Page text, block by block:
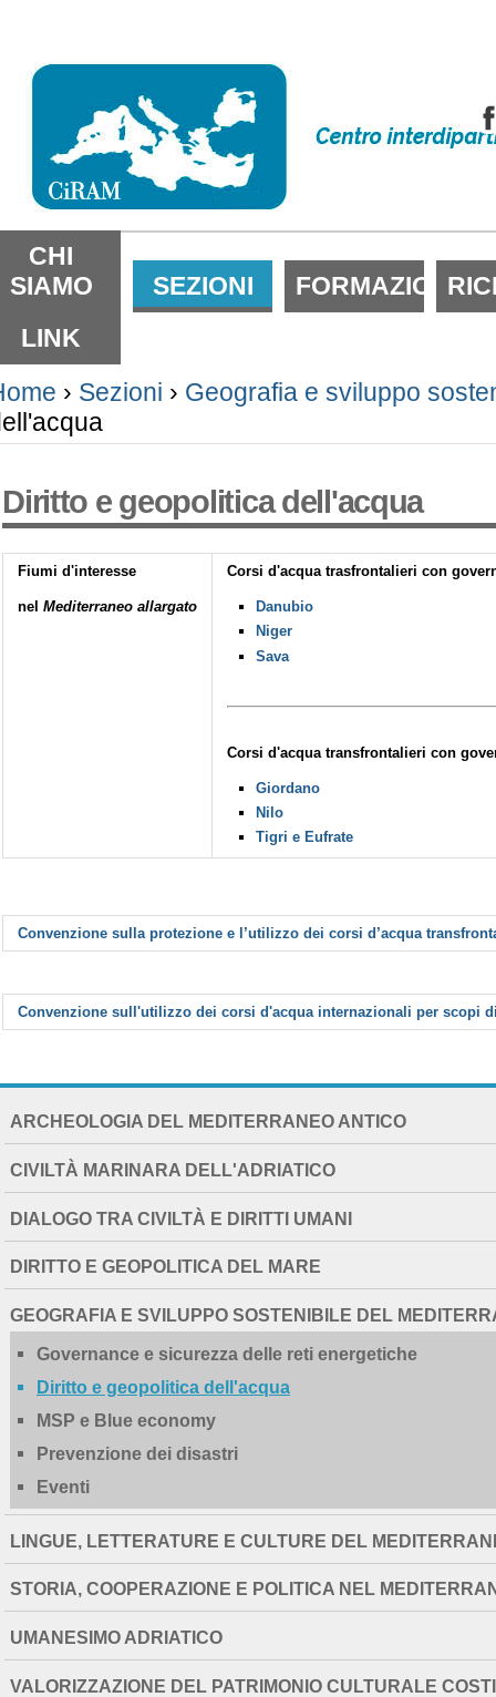
CHI
SIAMO
SEZIONI FORMAZIONE
LINK
› Sezioni › Geografia e sviluppo
Diritto e geopolitica dell'acqua
Fiumi d'interesse
nel Mediterraneo allargato
Corsi d'acqua trasfrontalieri con
Danubio
Niger
Sava
Corsi d'acqua transfrontalieri con
Giordano
Nilo
Tigri e Eufrate
Convenzione sulla protezione e l’utilizzo dei corsi d’acqua
Convenzione sull'utilizzo dei corsi d'acqua internazionali per scopi
EXTENDED
ARCHEOLOGIA DEL MEDITERRANEO ANTICO
CIVILTÀ MARINARA DELL'ADRIATICO
DIALOGO TRA CIVILTÀ E DIRITTI UMANI
DIRITTO E GEOPOLITICA DEL MARE
GEOGRAFIA E SVILUPPO SOSTENIBILE DEL
Governance e sicurezza delle reti energetiche
Diritto e geopolitica dell'acqua
MSP e Blue economy
Prevenzione dei disastri
Eventi
LINGUE, LETTERATURE E CULTURE DEL
STORIA, COOPERAZIONE E POLITICA NEL
UMANESIMO ADRIATICO
VALORIZZAZIONE DEL PATRIMONIO CULTURALE